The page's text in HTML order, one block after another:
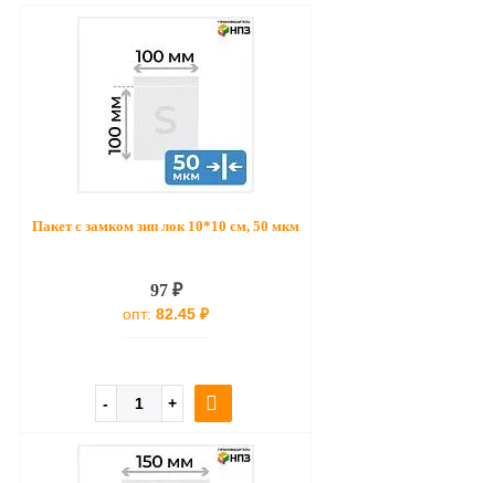
Пакет с замком зип лок 10*10 см, 50 мкм
97 ₽
опт: 82.45 ₽